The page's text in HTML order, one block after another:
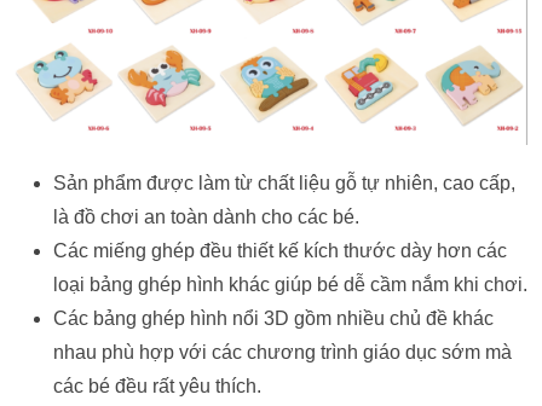
Sản phẩm được làm từ chất liệu gỗ tự nhiên, cao cấp,
là đồ chơi an toàn dành cho các bé.
Các miếng ghép đều thiết kế kích thước dày hơn các
loại bảng ghép hình khác giúp bé dễ cầm nắm khi chơi.
Các bảng ghép hình nổi 3D gồm nhiều chủ đề khác
nhau phù hợp với các chương trình giáo dục sớm mà
các bé đều rất yêu thích.